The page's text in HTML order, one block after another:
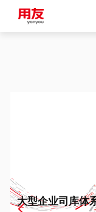
Europe
大型企业司库体